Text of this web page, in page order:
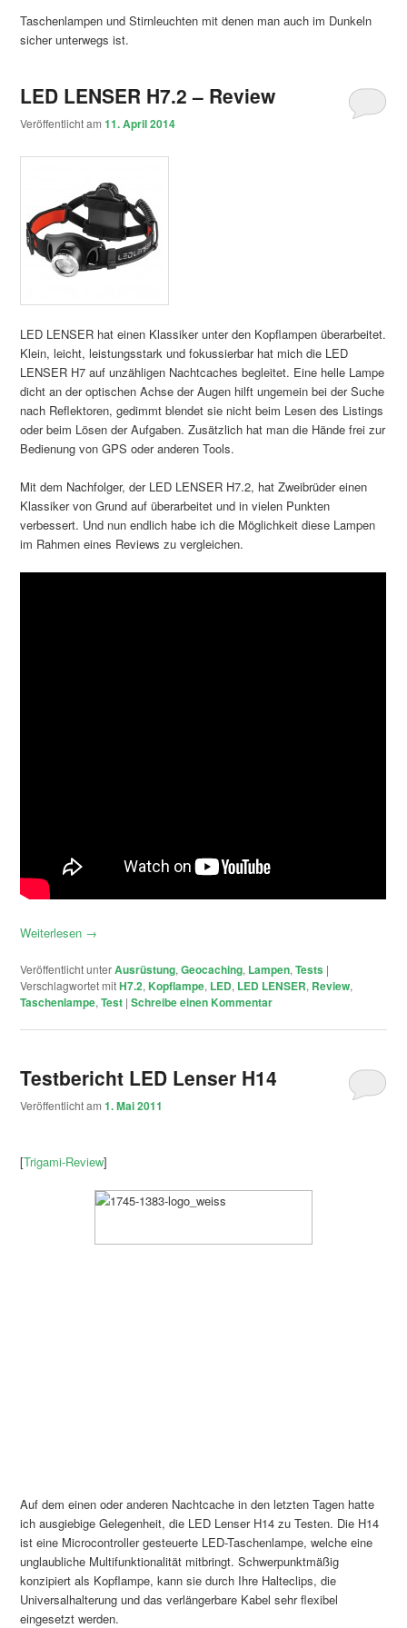
Taschenlampen und Stirnleuchten mit denen man auch im Dunkeln
sicher unterwegs ist.
LED LENSER H7.2 – Review
Veröffentlicht am11. April 2014
LED LENSER hat einen Klassiker unter den Kopflampen überarbeitet.
Klein, leicht, leistungsstark und fokussierbar hat mich die LED
LENSER H7 auf unzähligen Nachtcaches begleitet. Eine helle Lampe
dicht an der optischen Achse der Augen hilft ungemein bei der Suche
nach Reflektoren, gedimmt blendet sie nicht beim Lesen des Listings
oder beim Lösen der Aufgaben. Zusätzlich hat man die Hände frei zur
Bedienung von GPS oder anderen Tools.
Mit dem Nachfolger, der LED LENSER H7.2, hat Zweibrüder einen
Klassiker von Grund auf überarbeitet und in vielen Punkten
verbessert. Und nun endlich habe ich die Möglichkeit diese Lampen
im Rahmen eines Reviews zu vergleichen.
Weiterlesen →
Veröffentlicht unterAusrüstung,Geocaching, Lampen,Tests |
Verschlagwortet mitH7.2,Kopflampe, LED, LED LENSER, Review,
Taschenlampe,Test |Schreibe einen Kommentar
Testbericht LED Lenser H14
Veröffentlicht am1. Mai 2011
[Trigami-Review]
Auf dem einen oder anderen Nachtcache in den letzten Tagen hatte
ich ausgiebige Gelegenheit, die LED Lenser H14 zu Testen. Die H14
ist eine Microcontroller gesteuerte LED-Taschenlampe, welche eine
unglaubliche Multifunktionalität mitbringt. Schwerpunktmäßig
konzipiert als Kopflampe, kann sie durch Ihre Halteclips, die
Universalhalterung und das verlängerbare Kabel sehr flexibel
eingesetzt werden.